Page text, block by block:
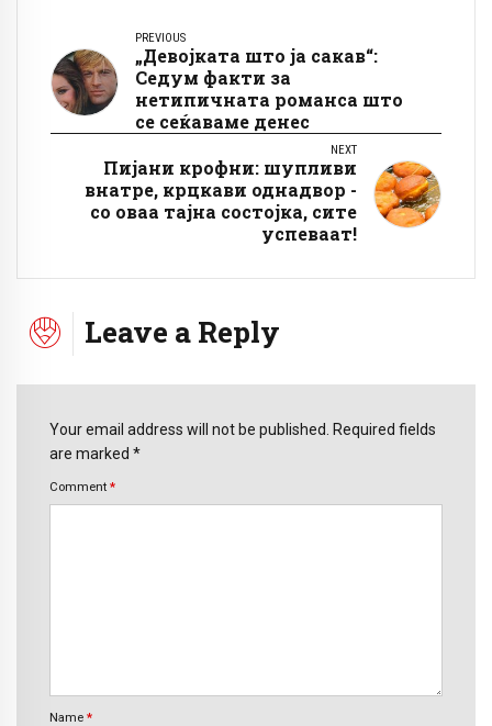
PREVIOUS
„Девојката што ја сакав“:
Седум факти за
нетипичната романса што
се сеќаваме денес
NEXT
Пијани крофни: шупливи
внатре, крцкави однадвор -
со оваа тајна состојка, сите
успеваат!
Leave a Reply
Your email address will not be published. Required fields
are marked *
Comment *
Name *